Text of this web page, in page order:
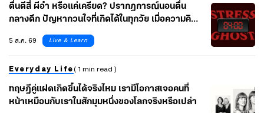
ตื่นตีสี่ ผีอำ หรือแค่เครียด? ปรากฏการณ์นอนตื่น
กลางดึก ปัญหากวนใจที่เกิดได้ในทุกวัย เมื่อความคิด
คาใจไหลรวมกันในคืนเดียว
5 ส.ค. 69 Live & Learn
Everyday Life ( 1 min read )
ทฤษฎีคู่แฝดเกิดขึ้นได้จริงไหม เรามีโอกาสเจอคนที่
หน้าเหมือนกับเราในสักมุมหนึ่งของโลกจริงหรือเปล่า